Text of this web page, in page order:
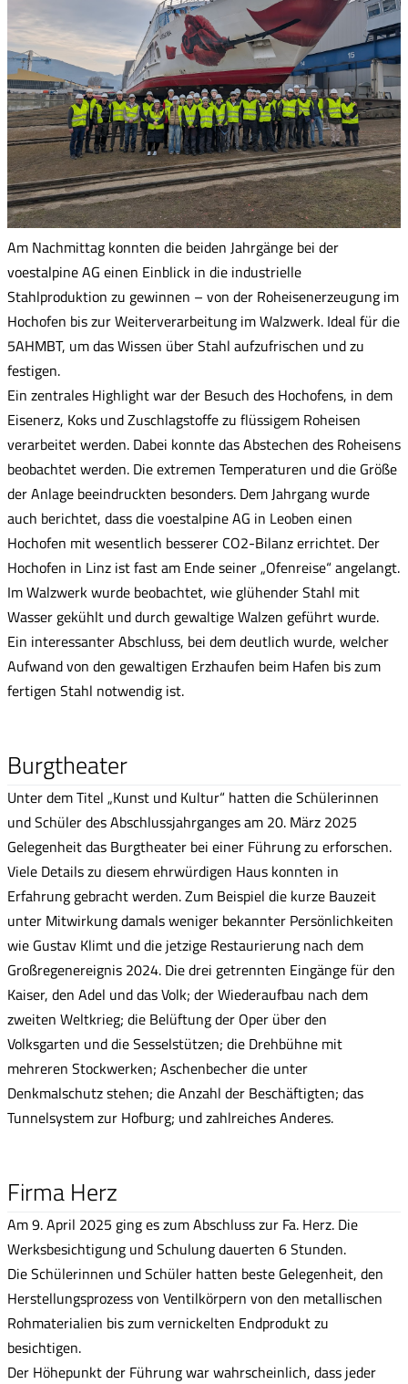
Am Nachmittag konnten die beiden Jahrgänge bei der
voestalpine AG einen Einblick in die industrielle
Stahlproduktion zu gewinnen – von der Roheisenerzeugung im
Hochofen bis zur Weiterverarbeitung im Walzwerk. Ideal für die
5AHMBT, um das Wissen über Stahl aufzufrischen und zu
festigen.
Ein zentrales Highlight war der Besuch des Hochofens, in dem
Eisenerz, Koks und Zuschlagstoffe zu flüssigem Roheisen
verarbeitet werden. Dabei konnte das Abstechen des Roheisens
beobachtet werden. Die extremen Temperaturen und die Größe
der Anlage beeindruckten besonders. Dem Jahrgang wurde
auch berichtet, dass die voestalpine AG in Leoben einen
Hochofen mit wesentlich besserer CO2-Bilanz errichtet. Der
Hochofen in Linz ist fast am Ende seiner „Ofenreise“ angelangt.
Im Walzwerk wurde beobachtet, wie glühender Stahl mit
Wasser gekühlt und durch gewaltige Walzen geführt wurde.
Ein interessanter Abschluss, bei dem deutlich wurde, welcher
Aufwand von den gewaltigen Erzhaufen beim Hafen bis zum
fertigen Stahl notwendig ist.
Burgtheater
Unter dem Titel „Kunst und Kultur“ hatten die Schülerinnen
und Schüler des Abschlussjahrganges am 20. März 2025
Gelegenheit das Burgtheater bei einer Führung zu erforschen.
Viele Details zu diesem ehrwürdigen Haus konnten in
Erfahrung gebracht werden. Zum Beispiel die kurze Bauzeit
unter Mitwirkung damals weniger bekannter Persönlichkeiten
wie Gustav Klimt und die jetzige Restaurierung nach dem
Großregenereignis 2024. Die drei getrennten Eingänge für den
Kaiser, den Adel und das Volk; der Wiederaufbau nach dem
zweiten Weltkrieg; die Belüftung der Oper über den
Volksgarten und die Sesselstützen; die Drehbühne mit
mehreren Stockwerken; Aschenbecher die unter
Denkmalschutz stehen; die Anzahl der Beschäftigten; das
Tunnelsystem zur Hofburg; und zahlreiches Anderes.
Firma Herz
Am 9. April 2025 ging es zum Abschluss zur Fa. Herz. Die
Werksbesichtigung und Schulung dauerten 6 Stunden.
Die Schülerinnen und Schüler hatten beste Gelegenheit, den
Herstellungsprozess von Ventilkörpern von den metallischen
Rohmaterialien bis zum vernickelten Endprodukt zu
besichtigen.
Der Höhepunkt der Führung war wahrscheinlich, dass jeder